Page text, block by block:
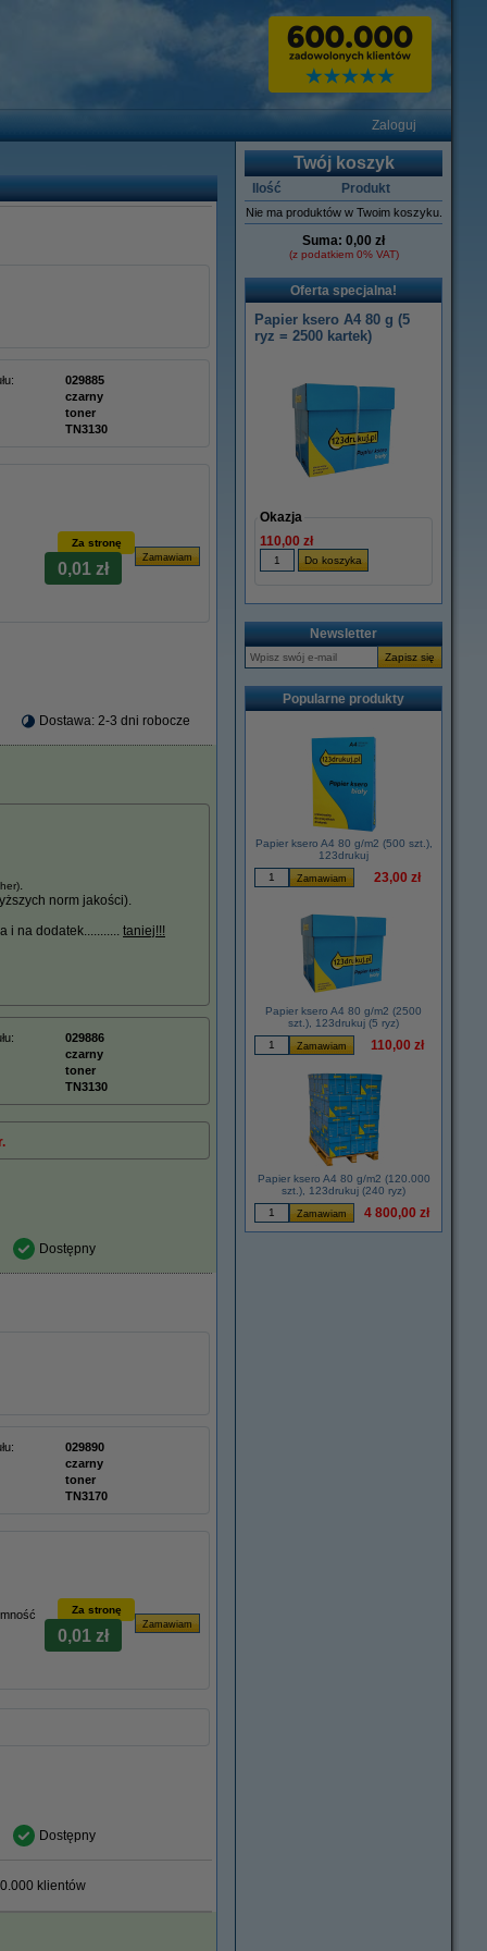
Zaloguj
029885
czarny
toner
TN3130
Za stronę
0,01 zł
Dostawa: 2-3 dni robocze
.
norm jakości).
i na dodatek........... taniej!!!
029886
czarny
toner
TN3130
Dostępny
029890
czarny
toner
TN3170
Za stronę
0,01 zł
Dostępny
klientów
Twój koszyk
Ilość Produkt
Nie ma produktów w Twoim koszyku.
Suma: 0,00 zł
(z podatkiem 0% VAT)
Oferta specjalna!
Papier ksero A4 80 g (5
ryz = 2500 kartek)
Okazja
110,00 zł
Newsletter
Popularne produkty
Papier ksero A4 80 g/m2 (500 szt.),
123drukuj
23,00 zł
Papier ksero A4 80 g/m2 (2500
szt.), 123drukuj (5 ryz)
110,00 zł
Papier ksero A4 80 g/m2 (120.000
szt.), 123drukuj (240 ryz)
4 800,00 zł